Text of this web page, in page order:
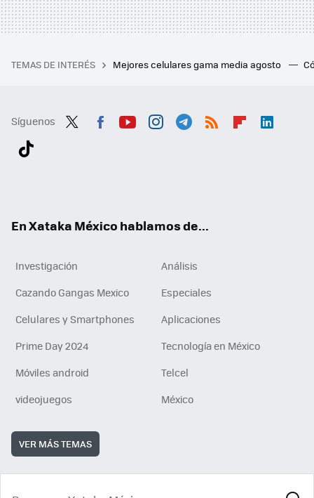
TEMAS DE INTERÉS Mejores celulares gama media agosto
Síguenos
En Xataka México hablamos de...
Investigación
Análisis
Cazando Gangas Mexico
Especiales
Celulares y Smartphones
Aplicaciones
Prime Day 2024
Tecnología en México
Móviles android
Telcel
videojuegos
México
VER MÁS TEMAS